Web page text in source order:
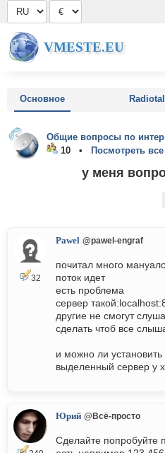
VMESTE.EU
Основное
Общие вопросы по
10 •
Посмотреть
у меня
32
Pawel @pawel-engraf
почитал много
поток идет
есть проблема
сервер
другие не смогут
сделать чтоб все
и можно ли
выделенный сервер у
Юрий @Всё-просто
Сделайте попробуйте